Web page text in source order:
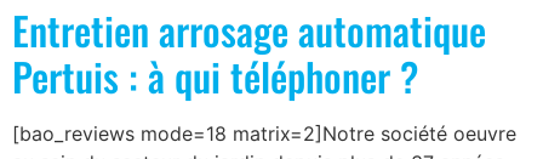
Entretien arrosage automatique
Pertuis : à qui téléphoner ?
[bao_reviews mode=18 matrix=2]Notre société oeuvre